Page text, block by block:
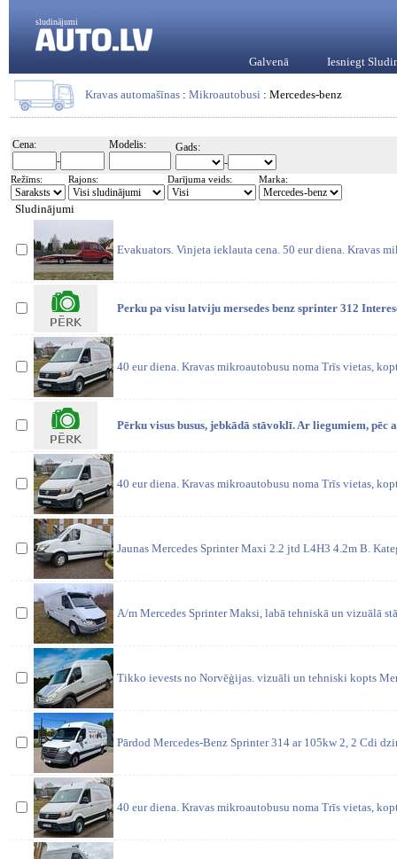
sludinājumi
Galvenā Iesniegt
Kravas automašīnas : Mikroautobusi : Mercedes-benz
Cena:
-
Modelis:
Gads:
-
Režīms: Rajons: Darījuma veids: Marka:
Sludinājumi
Evakuators. Vinjeta ieklauta cena. 50 eur diena. Kravas
Perku pa visu latviju mersedes benz sprinter 312
40 eur diena. Kravas mikroautobusu noma Trīs vietas,
Pērku visus busus, jebkādā stāvoklī. Ar liegumiem, pēc
40 eur diena. Kravas mikroautobusu noma Trīs vietas,
Jaunas Mercedes Sprinter Maxi 2.2 jtd L4H3 4.2m B.
A/m Mercedes Sprinter Maksi, labā tehniskā un vizuālā
Tikko ievests no Norvēģijas. vizuāli un tehniski kopts
Pārdod Mercedes-Benz Sprinter 314 ar 105kw 2, 2 Cdi
40 eur diena. Kravas mikroautobusu noma Trīs vietas,